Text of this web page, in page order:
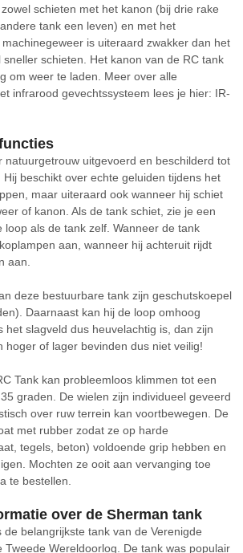
schieten met het kanon (bij drie rake
tank een leven) en met het
is uiteraard zwakker dan het
schieten. Het kanon van de RC tank
om weer te laden. Meer over alle
infrarood gevechtssysteem lees je hier: IR-
natuurgetrouw uitgevoerd en beschilderd tot
Hij beschikt over echte geluiden tijdens het
maar uiteraard ook wanneer hij schiet
of kanon. Als de tank schiet, zie je een
loop als de tank zelf. Wanneer de tank
aan, wanneer hij achteruit rijdt
aan.
deze bestuurbare tank zijn geschutskoepel
Daarnaast kan hij de loop omhoog
het slagveld dus heuvelachtig is, dan zijn
hoger of lager bevinden dus niet veilig!
Tank kan probleemloos klimmen tot een
graden. De wielen zijn individueel geveerd
over ruw terrein kan voortbewegen. De
met rubber zodat ze op harde
tegels, beton) voldoende grip hebben en
Mochten ze ooit aan vervanging toe
te bestellen.
over de Sherman tank
de belangrijkste tank van de Verenigde
Tweede Wereldoorlog. De tank was populair